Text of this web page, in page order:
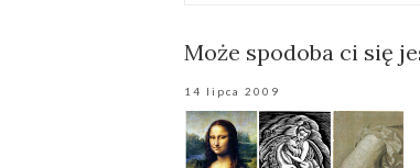
Może spodoba ci się
14 lipca 2009